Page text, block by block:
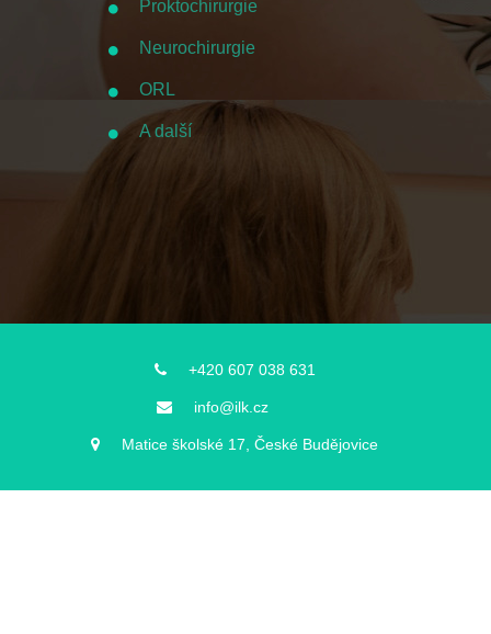
Proktochirurgie
Neurochirurgie
ORL
A další
+420 607 038 631
info@ilk.cz
Matice školské 17, České Budějovice